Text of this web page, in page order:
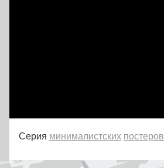
Серия минималистских постеров